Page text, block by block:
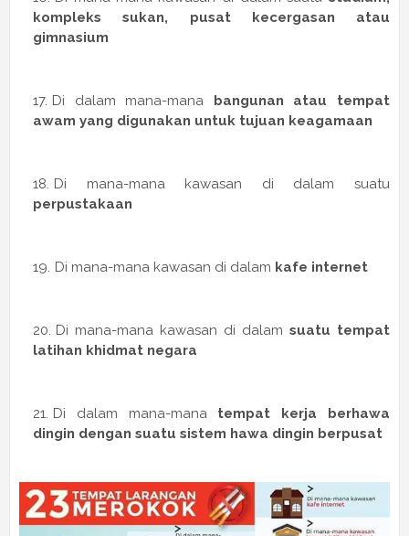
kompleks sukan, pusat kecergasan atau
gimnasium
Di dalam mana-mana bangunan atau tempat
awam yang digunakan untuk tujuan keagamaan
Di mana-mana kawasan di dalam suatu
perpustakaan
Di mana-mana kawasan di dalam kafe internet
Di mana-mana kawasan di dalam suatu tempat
latihan khidmat negara
Di dalam mana-manatempat kerja berhawa
dingin dengan suatu sistem hawa dingin berpusat